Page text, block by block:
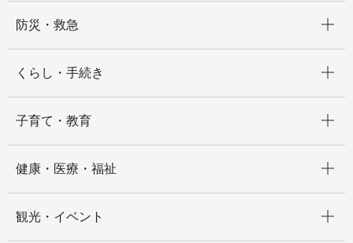
防災・救急
くらし・手続き
子育て・教育
健康・医療・福祉
観光・イベント